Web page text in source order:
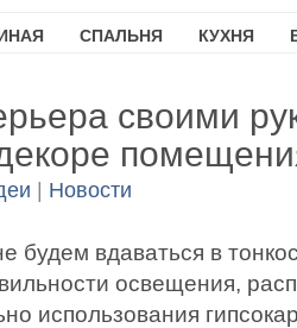
СПАЛЬНЯ КУХНЯ
своими
Новости
будем вдаваться в
освещения,
использования